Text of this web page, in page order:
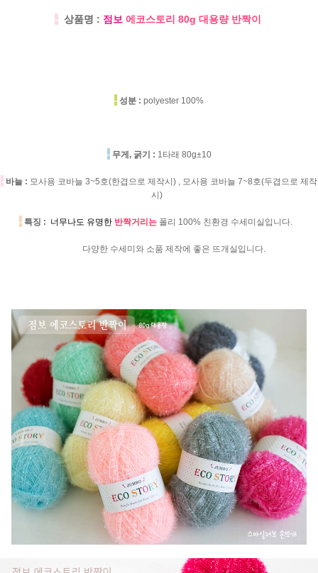
- 상품명 : 점보 에코스토리 80g 대용량 반짝이
- 성분 : polyester 100%
- 무게, 굵기 : 1타래 80g±10
- 바늘 : 모사용 코바늘 3~5호(한겹으로 제작시) , 모사용 코바늘 7~8호(두겹으로 제작
시)
- 특징 : 너무나도 유명한 반짝거리는 폴리 100% 친환경 수세미실입니다.
다양한 수세미와 소품 제작에 좋은 뜨개실입니다.